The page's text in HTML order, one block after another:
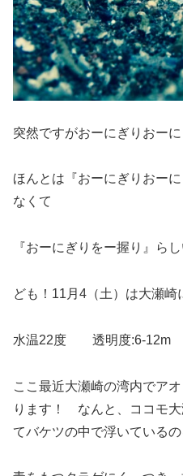
突然ですがおーにぎりおー
ほんとは『おーにぎりおー
なくて
『おーにぎりをー握り』ら
ども！11月4（土）は大瀬崎
水温22度 透明度:6-12m
ここ最近大瀬崎の湾内でア
ります！ なんと、ココモ
てバケツの中で浮いている